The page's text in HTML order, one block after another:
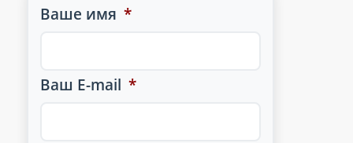
Ваше имя *
Ваш E-mail *